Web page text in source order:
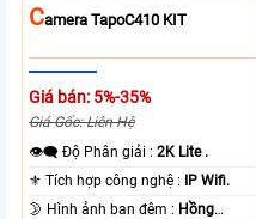
CAmera TapoC410 KIT
Giá bán: 5%-35%
Giá Gốc: Liên Hệ
👁️‍🗨 Độ Phân giải :2K Lite .
⚜️ Tích hợp công nghệ : IP Wifi.
🌛 Hình ảnh ban đêm : Hồng